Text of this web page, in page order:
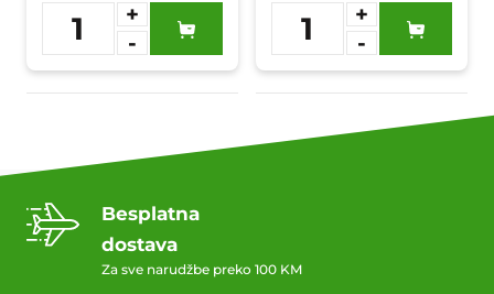
1
+
-
Dodaj u
omiljene
1
+
-
Dodaj u
omiljene
Besplatna
dostava
Za sve narudžbe preko 100 KM